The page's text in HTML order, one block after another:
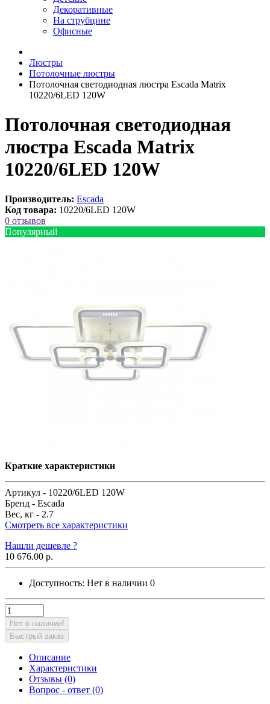
Декоративные
На струбцине
Офисные
Люстры
Потолочные люстры
Потолочная светодиодная люстра Escada Matrix
10220/6LED 120W
Потолочная светодиодная
люстра Escada Matrix
10220/6LED 120W
Производитель: Escada
Код товара: 10220/6LED 120W
0 отзывов
Популярный
Краткие характеристики
Артикул - 10220/6LED 120W
Бренд - Escada
Вес, кг - 2.7
Смотреть все характеристики
Нашли дешевле ?
10 676.00 р.
Доступность: Нет в наличии 0
Нет в наличии!
Быстрый заказ
Описание
Характеристики
Отзывы (0)
Вопрос - ответ (0)